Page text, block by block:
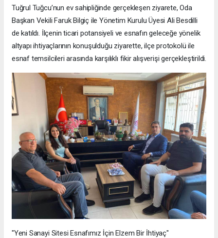
Tuğrul Tuğcu’nun ev sahipliğinde gerçekleşen ziyarete, Oda
Başkan Vekili Faruk Bilgiç ile Yönetim Kurulu Üyesi Ali Besdilli
de katıldı. İlçenin ticari potansiyeli ve esnafın geleceğe yönelik
altyapı ihtiyaçlarının konuşulduğu ziyarette, ilçe protokolü ile
esnaf temsilcileri arasında karşılıklı fikir alışverişi gerçekleştirildi.
"Yeni Sanayi Sitesi Esnafımız İçin Elzem Bir İhtiyaç"